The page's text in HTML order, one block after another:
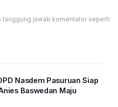
jawab komentator seperti
Nasdem Pasuruan Siap
Baswedan Maju